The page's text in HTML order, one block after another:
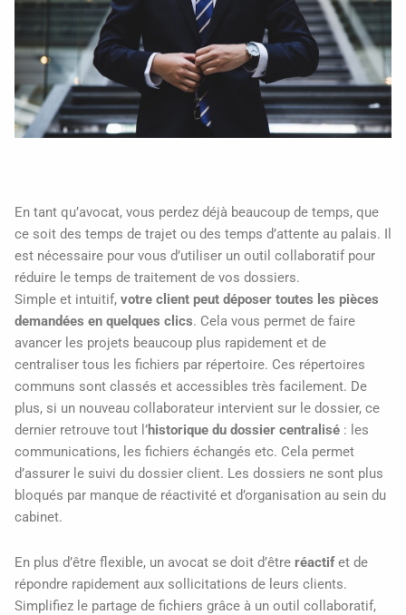
En tant qu’avocat, vous perdez déjà beaucoup de temps, que
ce soit des temps de trajet ou des temps d’attente au palais. Il
est nécessaire pour vous d’utiliser un outil collaboratif pour
réduire le temps de traitement de vos dossiers.
Simple et intuitif, votre client peut déposer toutes les pièces
demandées en quelques clics. Cela vous permet de faire
avancer les projets beaucoup plus rapidement et de
centraliser tous les fichiers par répertoire. Ces répertoires
communs sont classés et accessibles très facilement. De
plus, si un nouveau collaborateur intervient sur le dossier, ce
dernier retrouve tout l’historique du dossier centralisé : les
communications, les fichiers échangés etc. Cela permet
d’assurer le suivi du dossier client. Les dossiers ne sont plus
bloqués par manque de réactivité et d’organisation au sein du
cabinet.
En plus d’être flexible, un avocat se doit d’être réactifet de
répondre rapidement aux sollicitations de leurs clients.
Simplifiez le partage de fichiers grâce à un outil collaboratif,